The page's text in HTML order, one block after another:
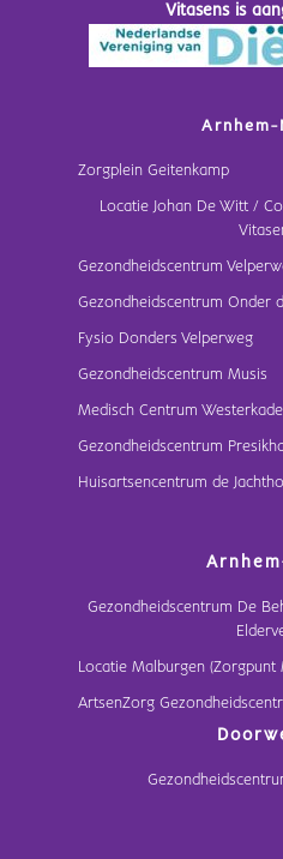
Vitasens is
Arnhem-
Zorgplein Geitenkamp
Locatie Johan De Witt /
Gezondheidscentrum
Gezondheidscentrum Onder
Fysio Donders Velperweg
Gezondheidscentrum Musis
Medisch Centrum Westerkade
Gezondheidscentrum
Huisartsencentrum de
Gezondheidscentrum De
Locatie Malburgen (Zorgpunt
ArtsenZorg